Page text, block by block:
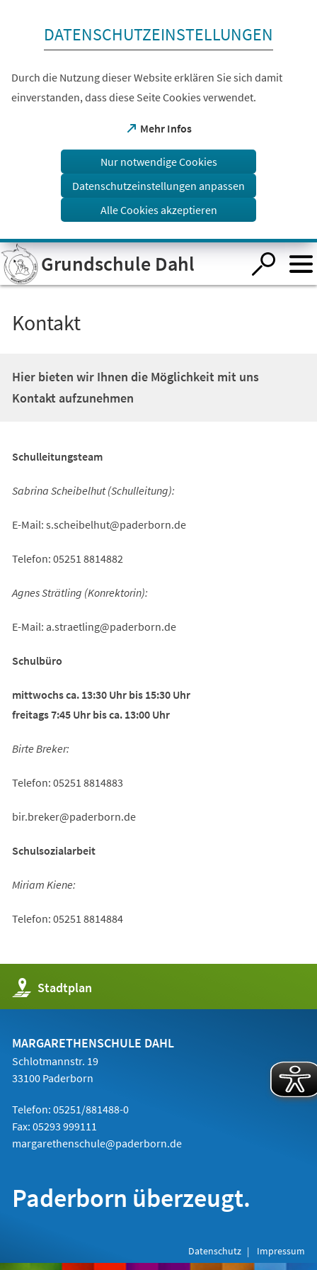
Visuelle
Assistenzsoftware
öffnen.
DATENSCHUTZEINSTELLUNGEN
Durch die Nutzung dieser Website erklären Sie sich damit
einverstanden, dass diese Seite Cookies verwendet.
Mehr Infos
(Öffnet
einem
Tab)
Nur notwendige Cookies
Datenschutzeinstellungen anpassen
Alle Cookies akzeptieren
Grundschule Dahl
Kontakt
Hier bieten wir Ihnen die Möglichkeit mit uns
Kontakt aufzunehmen
Schulleitungsteam
Sabrina Scheibelhut (Schulleitung):
E-Mail: s.scheibelhut paderborn de
Telefon: 05251 8814882
Agnes Strätling (Konrektorin):
E-Mail: a.straetling paderborn de
Schulbüro
mittwochs ca. 13:30 Uhr bis 15:30 Uhr
freitags 7:45 Uhr bis ca. 13:00 Uhr
Birte Breker:
Telefon: 05251 8814883
bir.breker paderborn de
Schulsozialarbeit
Miriam Kiene:
Telefon: 05251 8814884
Stadtplan
(Öffnet
in
einem
Tab)
MARGARETHENSCHULE DAHL
Schlotmannstr. 19
33100 Paderborn
Telefon: 05251/881488-0
Fax: 05293 999111
margarethenschule@paderborn.de
Paderborn überzeugt.
Datenschutz Impressum